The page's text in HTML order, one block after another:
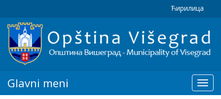
Ћирилица
Glavni
meni
Glavni meni